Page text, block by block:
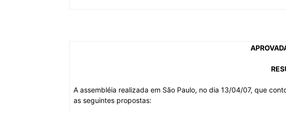
A assembléia realizada em São Paulo, no dia 13/04/07, que
as seguintes propostas: